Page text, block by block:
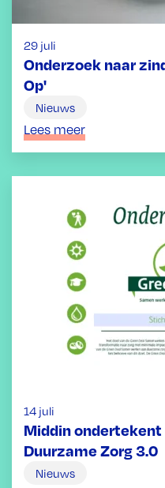
Onderzoek naar
Op'
29 juli
Nieuws
Lees meer
Middin ondertekent
Duurzame Zorg 3.0
14 juli
Nieuws